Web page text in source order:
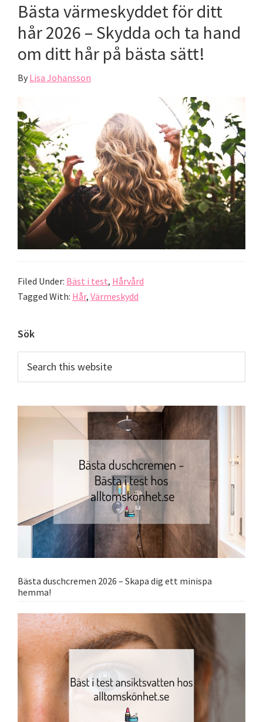
Bästa värmeskyddet för ditt
hår 2026 – Skydda och ta hand
om ditt hår på bästa sätt!
By Lisa Johansson
Filed Under: Bäst i test, Hårvård
Tagged With: Hår, Värmeskydd
Primary
Sidebar
Sök
this
website
Bästa duschcremen 2026 – Skapa dig ett minispa
hemma!